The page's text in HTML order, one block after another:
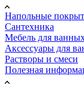
Напольные
Сантехника
Мебель для
Аксессуары для
Растворы и смеси
Полезная